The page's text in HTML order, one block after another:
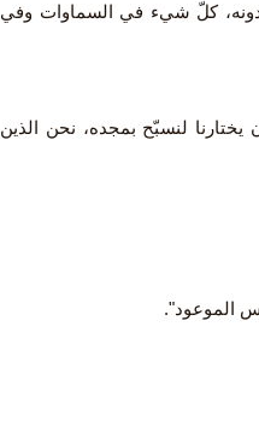
بدونه، كلّ شيء في السماوات وفي
لنسبّح بمجده، نحن الذين